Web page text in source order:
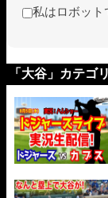
私はロボット
「大谷」カテゴ